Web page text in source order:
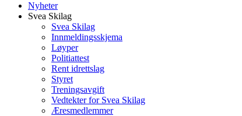
Nyheter
Svea Skilag
Svea Skilag
Innmeldingsskjema
Løyper
Politiattest
Rent idrettslag
Styret
Treningsavgift
Vedtekter for Svea Skilag
Æresmedlemmer